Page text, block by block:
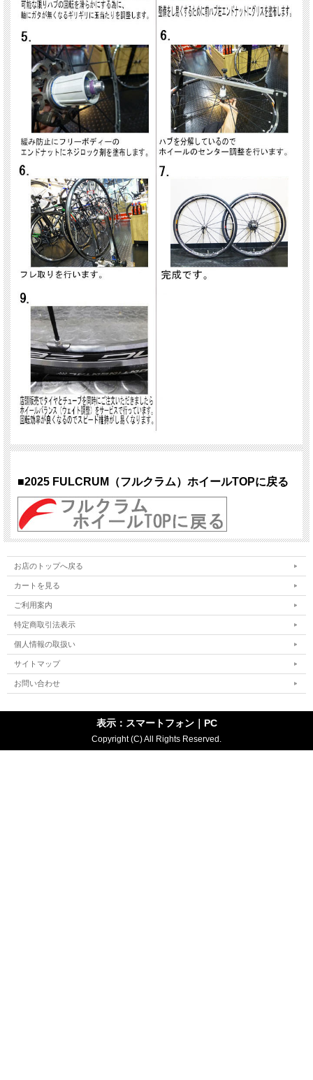
■2025 FULCRUM（フルクラム）ホイールTOPに戻る
お店のトップへ戻る
カートを見る
ご利用案内
特定商取引法表示
個人情報の取扱い
サイトマップ
お問い合わせ
表示：スマートフォン｜ PC
Copyright (C) All Rights Reserved.